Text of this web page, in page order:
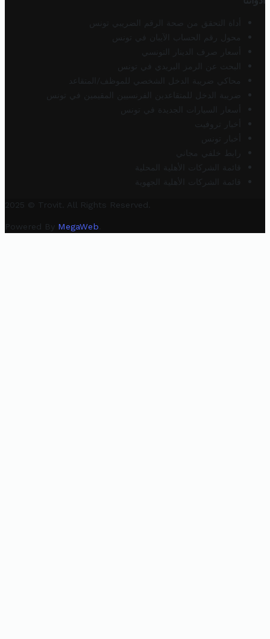
أداة التحقق من صحة الرقم الضريبي تونس
محول رقم الحساب الآيبان في تونس
أسعار صرف الدينار التونسي
البحث عن الرمز البريدي في تونس
محاكي ضريبة الدخل الشخصي للموظف/المتقاعد
ضريبة الدخل للمتقاعدين الفرنسيين المقيمين في تونس
أسعار السيارات الجديدة في تونس
أخبار تروفيت
أخبار تونس
رابط خلفي مجاني
قائمة الشركات الأهلية المحلية
قائمة الشركات الأهلية الجهوية
2025 © Trovit. All Rights Reserved.
Powered By MegaWeb